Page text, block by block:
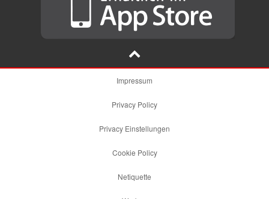
Impressum
Privacy Policy
Privacy Einstellungen
Cookie Policy
Netiquette